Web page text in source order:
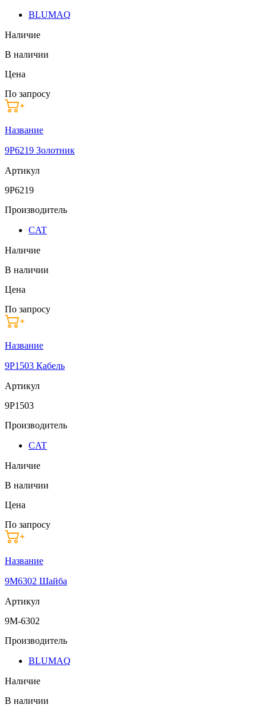
BLUMAQ
Наличие
В наличии
Цена
По запросу
Название
9P6219 Золотник
Артикул
9P6219
Производитель
CAT
Наличие
В наличии
Цена
По запросу
Название
9P1503 Кабель
Артикул
9P1503
Производитель
CAT
Наличие
В наличии
Цена
По запросу
Название
9M6302 Шайба
Артикул
9M-6302
Производитель
BLUMAQ
Наличие
В наличии